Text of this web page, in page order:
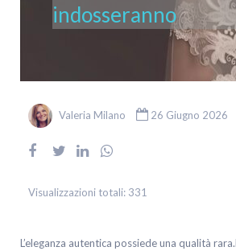
indosseranno
Valeria Milano 26 Giugno 2026
Visualizzazioni totali: 331
L’eleganza autentica possiede una qualità